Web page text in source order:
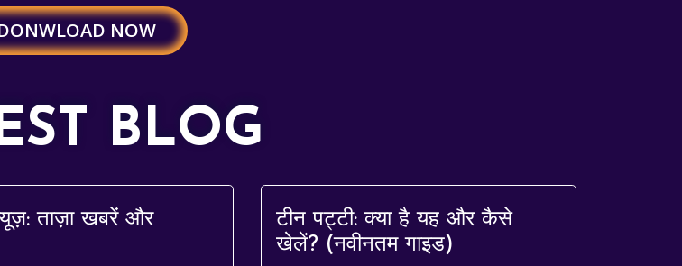
NOW
BLOG
ताज़ा खबरें और
टीन पट्टी: क्या है यह और कैसे
खेलें? (नवीनतम गाइड)